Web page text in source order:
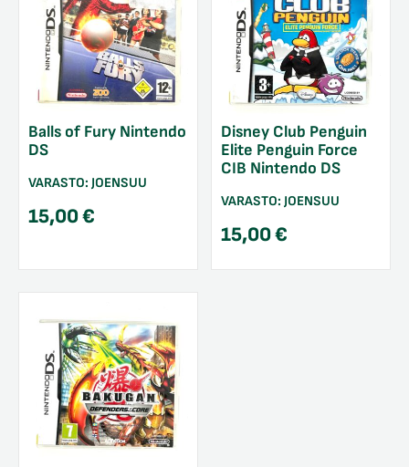
Balls of Fury Nintendo
DS
VARASTO: JOENSUU
15,00€
Disney Club Penguin
Elite Penguin Force
CIB Nintendo DS
VARASTO: JOENSUU
15,00€